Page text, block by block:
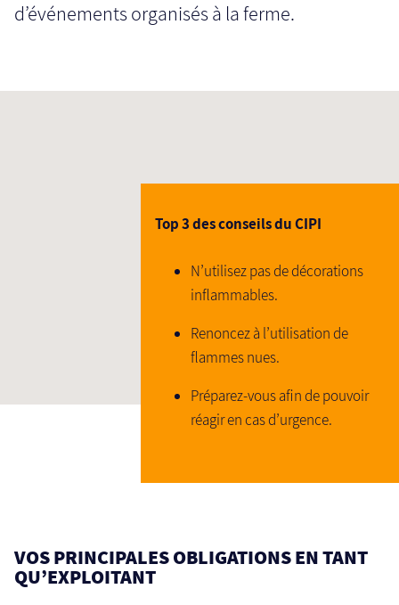
d’événements organisés à la ferme.
Top 3 des conseils du CIPI
N’utilisez pas de décorations
inflammables.
Renoncez à l’utilisation de
flammes nues.
Préparez-vous afin de pouvoir
réagir en cas d’urgence.
VOS PRINCIPALES OBLIGATIONS EN TANT
QU’EXPLOITANT